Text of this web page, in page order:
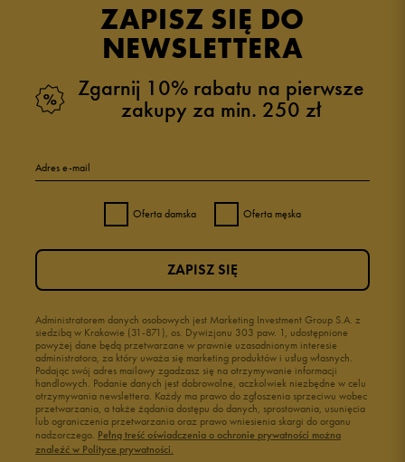
ZAPISZ SIĘ DO
NEWSLETTERA
Zgarnij 10% rabatu na pierwsze
zakupy za min. 250 zł
Adres e-mail
Oferta damska Oferta męska
Administratorem danych osobowych jest Marketing Investment Group S.A. z
siedzibą w Krakowie (31-871), os. Dywizjonu 303 paw. 1, udostępnione
powyżej dane będą przetwarzane w prawnie uzasadnionym interesie
administratora, za który uważa się marketing produktów i usług własnych.
Podając swój adres mailowy zgadzasz się na otrzymywanie informacji
handlowych. Podanie danych jest dobrowolne, aczkolwiek niezbędne w celu
otrzymywania newslettera. Każdy ma prawo do zgłoszenia sprzeciwu wobec
przetwarzania, a także żądania dostępu do danych, sprostowania, usunięcia
lub ograniczenia przetwarzania oraz prawo wniesienia skargi do organu
nadzorczego. Pełną treść oświadczenia o ochronie prywatności można
znaleźć w Polityce prywatności.
ZAPISZ SIĘ